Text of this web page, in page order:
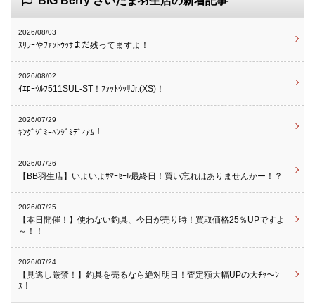
2026/08/03
ｽﾘﾗｰやﾌｧｯﾄｳｯｻまだ残ってますよ！
2026/08/02
ｲｴﾛｰｳﾙﾌ511SUL-ST！ﾌｧｯﾄｳｯｻJr.(XS)！
2026/07/29
ｷﾝｸﾞｼﾞﾐｰﾍﾝｼﾞﾐﾃﾞｨｱﾑ！
2026/07/26
【BB羽生店】いよいよｻﾏｰｾｰﾙ最終日！買い忘れはありませんかー！？
2026/07/25
【本日開催！】使わない釣具、今日が売り時！買取価格25％UPですよ
～！！
2026/07/24
【見逃し厳禁！】釣具を売るなら絶対明日！査定額大幅UPの大ﾁｬ～ﾝ
ｽ！